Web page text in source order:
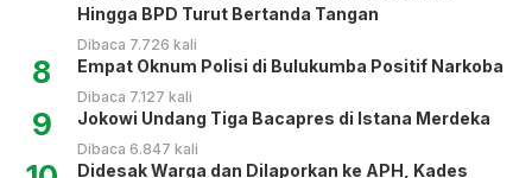
Hingga BPD Turut Bertanda Tangan
Dibaca 7.726 kali
8 Empat Oknum Polisi di Bulukumba Positif Narkoba
Dibaca 7.127 kali
9 Jokowi Undang Tiga Bacapres di Istana Merdeka
Dibaca 6.847 kali
Didesak Warga dan Dilaporkan ke APH, Kades